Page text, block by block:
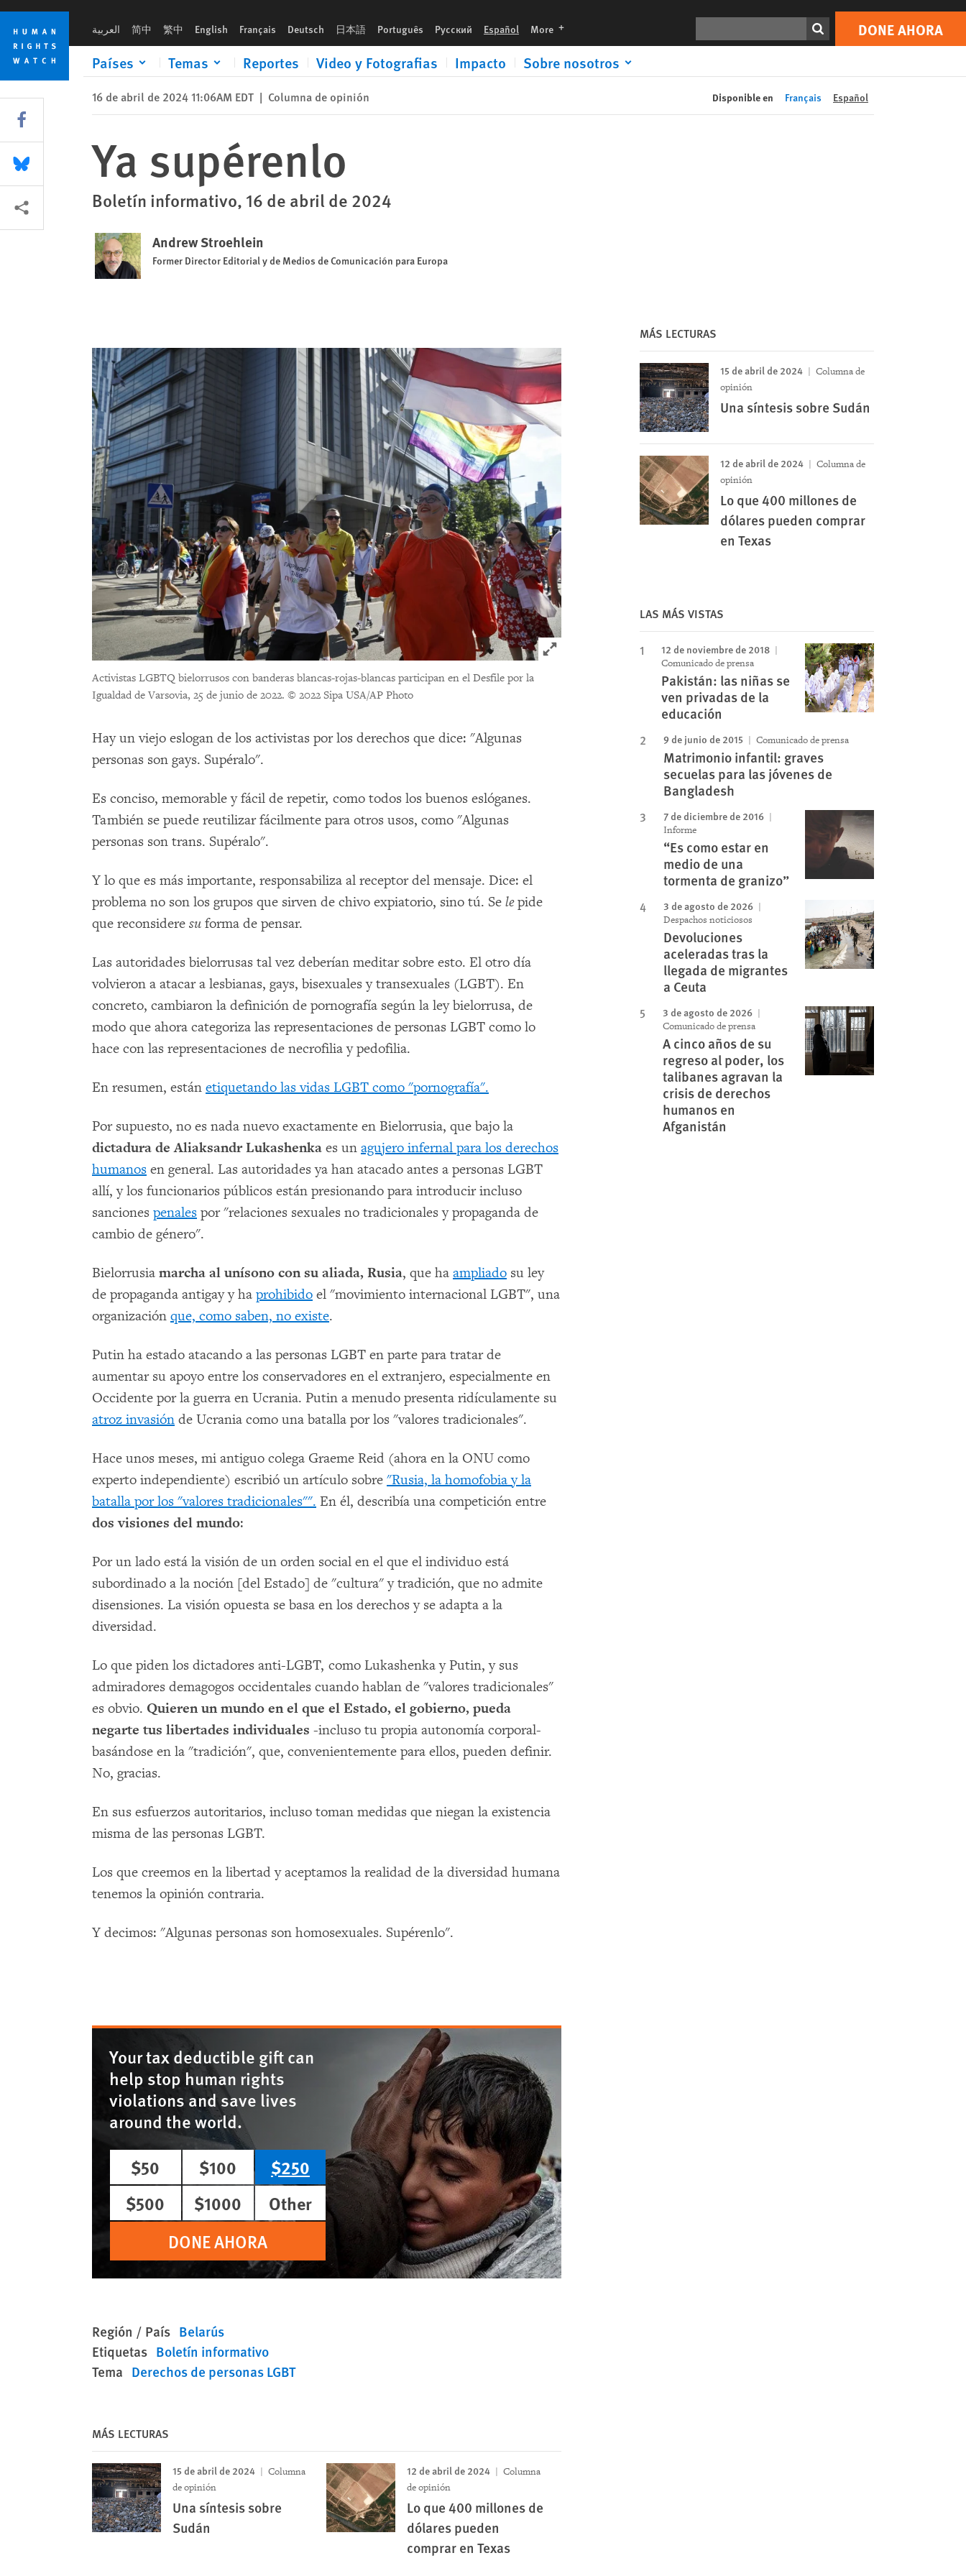
Skip
cookie
privacy
notice
Skip
main
content
العربية 简中 繁中 English Français Deutsch 日本語 Português Русский Español More languages DONE AHORA
Países Temas Reportes Video y Fotografias Impacto Sobre nosotros
Print DONE AHORA
16 de abril de 2024 11:06AM EDT | Columna de opinión Disponible en Français Español
Ya supérenlo
Boletín informativo, 16 de abril de 2024
Andrew Stroehlein
Former Director Editorial y de Medios de Comunicación para Europa
Click to expand Image
Activistas LGBTQ bielorrusos con banderas blancas-rojas-blancas participan en el Desfile por la
Igualdad de Varsovia, 25 de junio de 2022. © 2022 Sipa USA/AP Photo
Hay un viejo eslogan de los activistas por los derechos que dice: "Algunas
personas son gays. Supéralo".
Es conciso, memorable y fácil de repetir, como todos los buenos eslóganes.
También se puede reutilizar fácilmente para otros usos, como "Algunas
personas son trans. Supéralo".
Y lo que es más importante, responsabiliza al receptor del mensaje. Dice: el
problema no son los grupos que sirven de chivo expiatorio, sino tú. Se lepide
que reconsidere su forma de pensar.
Las autoridades bielorrusas tal vez deberían meditar sobre esto. El otro día
volvieron a atacar a lesbianas, gays, bisexuales y transexuales (LGBT). En
concreto, cambiaron la definición de pornografía según la ley bielorrusa, de
modo que ahora categoriza las representaciones de personas LGBT como lo
hace con las representaciones de necrofilia y pedofilia.
En resumen, están etiquetando las vidas LGBT como "pornografía".
Por supuesto, no es nada nuevo exactamente en Bielorrusia, que bajo la
dictadura de Aliaksandr Lukashenka es un agujero infernal para los derechos
humanos en general. Las autoridades ya han atacado antes a personas LGBT
allí, y los funcionarios públicos están presionando para introducir incluso
sanciones penales por "relaciones sexuales no tradicionales y propaganda de
cambio de género".
Bielorrusia marcha al unísono con su aliada, Rusia, que ha ampliado su ley
de propaganda antigay y ha prohibido el "movimiento internacional LGBT", una
organización que, como saben, no existe.
Putin ha estado atacando a las personas LGBT en parte para tratar de
aumentar su apoyo entre los conservadores en el extranjero, especialmente en
Occidente por la guerra en Ucrania. Putin a menudo presenta ridículamente su
atroz invasión de Ucrania como una batalla por los "valores tradicionales".
Hace unos meses, mi antiguo colega Graeme Reid (ahora en la ONU como
experto independiente) escribió un artículo sobre "Rusia, la homofobia y la
batalla por los "valores tradicionales"". En él, describía una competición entre
dos visiones del mundo:
Por un lado está la visión de un orden social en el que el individuo está
subordinado a la noción [del Estado] de "cultura" y tradición, que no admite
disensiones. La visión opuesta se basa en los derechos y se adapta a la
diversidad.
Lo que piden los dictadores anti-LGBT, como Lukashenka y Putin, y sus
admiradores demagogos occidentales cuando hablan de "valores tradicionales"
es obvio. Quieren un mundo en el que el Estado, el gobierno, pueda
negarte tus libertades individuales -incluso tu propia autonomía corporal-
basándose en la "tradición", que, convenientemente para ellos, pueden definir.
No, gracias.
En sus esfuerzos autoritarios, incluso toman medidas que niegan la existencia
misma de las personas LGBT.
Los que creemos en la libertad y aceptamos la realidad de la diversidad humana
tenemos la opinión contraria.
Y decimos: "Algunas personas son homosexuales. Supérenlo".
Your tax deductible gift can
help stop human rights
violations and save lives
around the world.
$50
$100
$250
$500
$1000
Other
DONE AHORA
Región / País Belarús
Etiquetas Boletín informativo
Tema Derechos de personas LGBT
MÁS LECTURAS
15 de abril de 2024
Columna
de opinión
Una síntesis sobre
Sudán
12 de abril de 2024
Columna
de opinión
Lo que 400 millones de
dólares pueden
comprar en Texas
MÁS LECTURAS
15 de abril de 2024
Columna de
opinión
Una síntesis sobre Sudán
12 de abril de 2024
Columna de
opinión
Lo que 400 millones de
dólares pueden comprar
en Texas
LAS MÁS VISTAS
12 de noviembre de 2018
Comunicado de prensa
Pakistán: las niñas se
ven privadas de la
educación
9 de junio de 2015 Comunicado de prensa
Matrimonio infantil: graves
secuelas para las jóvenes de
Bangladesh
7 de diciembre de 2016
Informe
“Es como estar en
medio de una
tormenta de granizo”
3 de agosto de 2026
Despachos noticiosos
Devoluciones
aceleradas tras la
llegada de migrantes
a Ceuta
3 de agosto de 2026
Comunicado de prensa
A cinco años de su
regreso al poder, los
talibanes agravan la
crisis de derechos
humanos en
Afganistán
Share this via Facebook
Share this via Bluesky
Share this via Compartir